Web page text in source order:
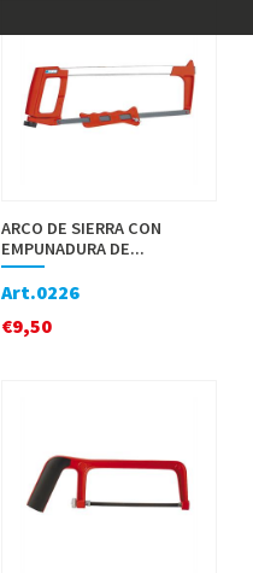
ARCO DE SIERRA CON
EMPUNADURA DE...
Art.0226
€9,50